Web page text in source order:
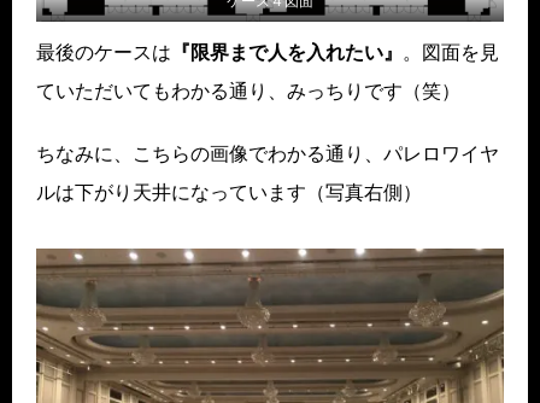
最後のケースは 『限界まで人を入れたい』
。図面を見
ていただいてもわかる通り、みっちりです（笑）
ちなみに、こちらの画像でわかる通り、パレロワイヤ
ルは下がり天井になっています（写真右側）